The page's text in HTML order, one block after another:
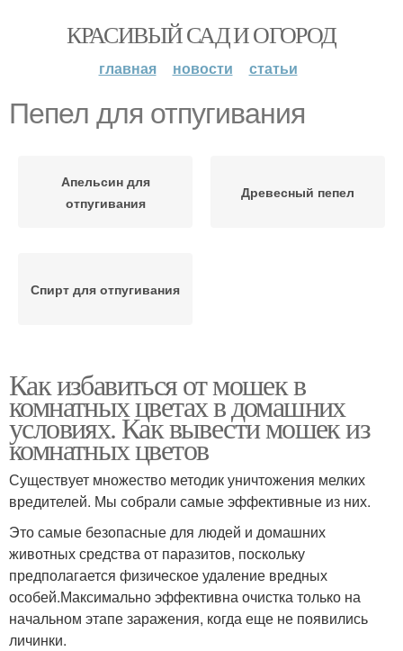
КРАСИВЫЙ САД И ОГОРОД
главная новости статьи
Пепел для отпугивания
Апельсин для
отпугивания
Древесный пепел
Спирт для отпугивания
Как избавиться от мошек в
комнатных цветах в домашних
условиях. Как вывести мошек из
комнатных цветов
Существует множество методик уничтожения мелких
вредителей. Мы собрали самые эффективные из них.
Это самые безопасные для людей и домашних
животных средства от паразитов, поскольку
предполагается физическое удаление вредных
особей.Максимально эффективна очистка только на
начальном этапе заражения, когда еще не появились
личинки.